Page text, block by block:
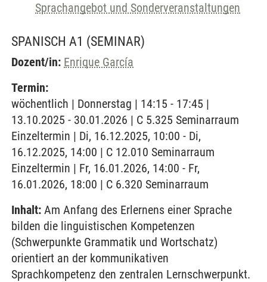
Sprachangebot und Sonderveranstaltungen
SPANISCH A1 (SEMINAR)
Dozent/in: Enrique García
Termin:
wöchentlich | Donnerstag | 14:15 - 17:45 |
13.10.2025 - 30.01.2026 | C 5.325 Seminarraum
Einzeltermin | Di, 16.12.2025, 10:00 - Di,
16.12.2025, 14:00 | C 12.010 Seminarraum
Einzeltermin | Fr, 16.01.2026, 14:00 - Fr,
16.01.2026, 18:00 | C 6.320 Seminarraum
Inhalt: Am Anfang des Erlernens einer Sprache
bilden die linguistischen Kompetenzen
(Schwerpunkte Grammatik und Wortschatz)
orientiert an der kommunikativen
Sprachkompetenz den zentralen Lernschwerpunkt.